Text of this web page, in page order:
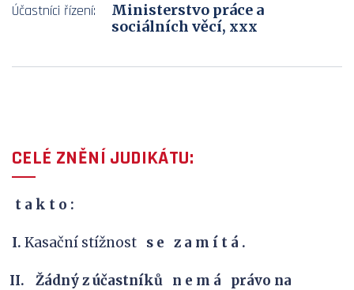
Účastníci řízení:
Ministerstvo práce a
sociálních věcí, xxx
CELÉ ZNĚNÍ JUDIKÁTU:
t a k t o :
I. Kasační stížnost s e z a m í t á .
Žádný z účastníků n e m á právo na